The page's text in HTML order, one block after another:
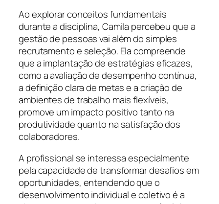
Ao explorar conceitos fundamentais
durante a disciplina, Camila percebeu que a
gestão de pessoas vai além do simples
recrutamento e seleção. Ela compreende
que a implantação de estratégias eficazes,
como a avaliação de desempenho contínua,
a definição clara de metas e a criação de
ambientes de trabalho mais flexíveis,
promove um impacto positivo tanto na
produtividade quanto na satisfação dos
colaboradores.
A profissional se interessa especialmente
pela capacidade de transformar desafios em
oportunidades, entendendo que o
desenvolvimento individual e coletivo é a